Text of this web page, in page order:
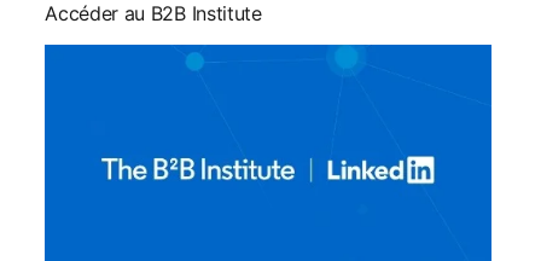
Accéder au B2B Institute